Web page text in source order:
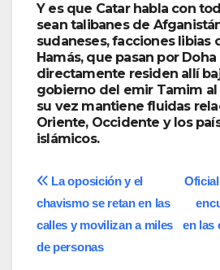
Y es que Catar habla con
sean talibanes de
sudaneses, facciones libias
Hamás, que pasan por
directamente residen allí
gobierno del emir Tamim al
su vez mantiene fluidas
Oriente, Occidente y los
islámicos.
Navegación
de
entradas
en las
La oposición y el
chavismo se retan en las
calles y movilizan a miles
de personas